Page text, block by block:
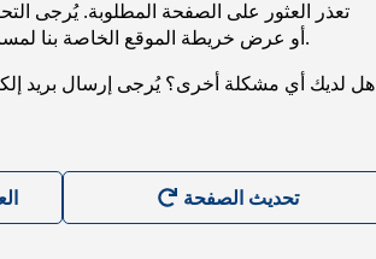
تعذر العثور على الصفحة المطلوبة. يُرجى
URL، أو عرض خريطة الموقع الخاصة بنا لمساعدتك في العثور على ما تريد.
هل لديك أي مشكلة أخرى؟ يُرجى إرسال بريد